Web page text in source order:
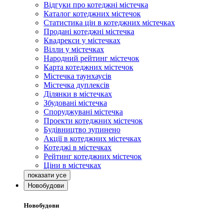
Відгуки про котеджні містечка
Каталог котеджних містечок
Статистика цін в котеджних містечках
Продані котеджні містечка
Квадрекси у містечках
Вілли у містечках
Народний рейтинг містечок
Карта котеджних містечок
Містечка таунхаусів
Містечка дуплексів
Ділянки в містечках
Збудовані містечка
Споруджувані містечка
Проекти котеджних містечок
Будівництво зупинено
Акції в котеджних містечках
Котеджі в містечках
Рейтинг котеджних містечок
Ціни в містечках
Новобудови
Новобудови